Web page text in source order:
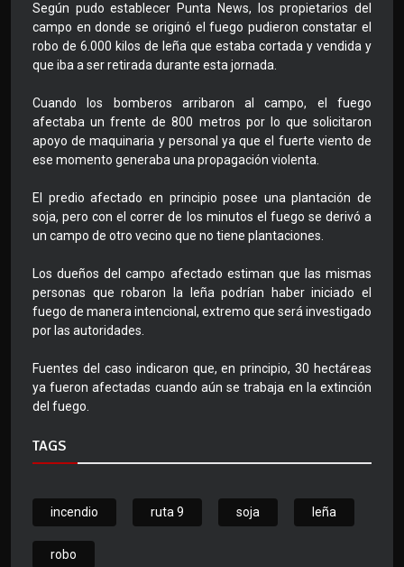
Según pudo establecer Punta News, los propietarios del
campo en donde se originó el fuego pudieron constatar el
robo de 6.000 kilos de leña que estaba cortada y vendida y
que iba a ser retirada durante esta jornada.
Cuando los bomberos arribaron al campo, el fuego
afectaba un frente de 800 metros por lo que solicitaron
apoyo de maquinaria y personal ya que el fuerte viento de
ese momento generaba una propagación violenta.
El predio afectado en principio posee una plantación de
soja, pero con el correr de los minutos el fuego se derivó a
un campo de otro vecino que no tiene plantaciones.
Los dueños del campo afectado estiman que las mismas
personas que robaron la leña podrían haber iniciado el
fuego de manera intencional, extremo que será investigado
por las autoridades.
Fuentes del caso indicaron que, en principio, 30 hectáreas
ya fueron afectadas cuando aún se trabaja en la extinción
del fuego.
TAGS
incendio ruta 9 soja leña
robo